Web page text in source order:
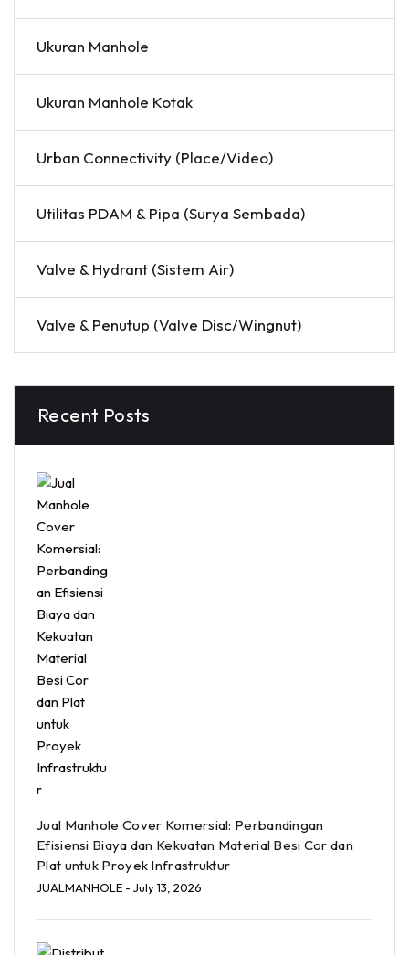
Ukuran Manhole
Ukuran Manhole Kotak
Urban Connectivity (Place/Video)
Utilitas PDAM & Pipa (Surya Sembada)
Valve & Hydrant (Sistem Air)
Valve & Penutup (Valve Disc/Wingnut)
Recent Posts
Jual Manhole Cover Komersial: Perbandingan
Efisiensi Biaya dan Kekuatan Material Besi Cor dan
Plat untuk Proyek Infrastruktur
JUALMANHOLE - July 13, 2026